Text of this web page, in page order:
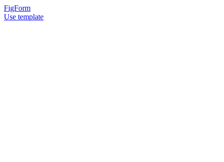
FigForm
Use template